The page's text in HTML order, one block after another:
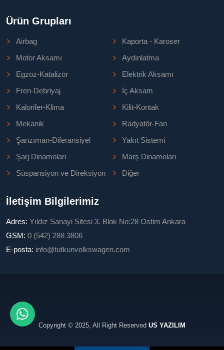
Ürün Grupları
Airbag
Kaporta - Karoser
Motor Aksamı
Aydınlatma
Egzoz-Katalizör
Elektrik Aksamı
Fren-Debriyaj
İç Aksam
Kalorifer-Klima
Kilit-Kontak
Mekanik
Radyatör-Fan
Şanzıman-Diferansiyel
Yakıt Sistemi
Şarj Dinamoları
Marş Dinamoları
Süspansiyon ve Direksiyon
Diğer
İletişim Bilgilerimiz
Adres: Yıldız Sanayi Sitesi 3. Blok No:28 Ostim Ankara
GSM: 0 (542) 288 3806
E-posta: info@tutkunvolkswagen.com
Copyright © 2025, All Right Reserved US YAZILIM